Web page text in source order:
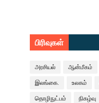
பிரிவுகள்
அரசியல் ஆன்மீகம்
இலங்கை. உலகம்
தொழிநுட்பம் நிகழ்வு